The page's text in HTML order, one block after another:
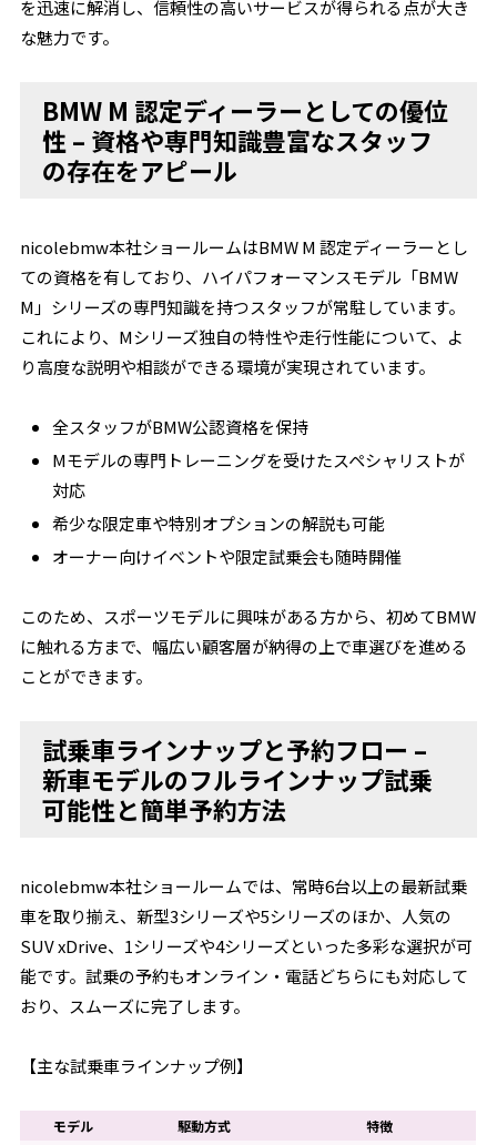
を迅速に解消し、信頼性の高いサービスが得られる点が大き
な魅力です。
BMW M 認定ディーラーとしての優位
性 – 資格や専門知識豊富なスタッフ
の存在をアピール
nicolebmw本社ショールームはBMW M 認定ディーラーとし
ての資格を有しており、ハイパフォーマンスモデル「BMW
M」シリーズの専門知識を持つスタッフが常駐しています。
これにより、Mシリーズ独自の特性や走行性能について、よ
り高度な説明や相談ができる環境が実現されています。
全スタッフがBMW公認資格を保持
Mモデルの専門トレーニングを受けたスペシャリストが
対応
希少な限定車や特別オプションの解説も可能
オーナー向けイベントや限定試乗会も随時開催
このため、スポーツモデルに興味がある方から、初めてBMW
に触れる方まで、幅広い顧客層が納得の上で車選びを進める
ことができます。
試乗車ラインナップと予約フロー –
新車モデルのフルラインナップ試乗
可能性と簡単予約方法
nicolebmw本社ショールームでは、常時6台以上の最新試乗
車を取り揃え、新型3シリーズや5シリーズのほか、人気の
SUV xDrive、1シリーズや4シリーズといった多彩な選択が可
能です。試乗の予約もオンライン・電話どちらにも対応して
おり、スムーズに完了します。
【主な試乗車ラインナップ例】
モデル 駆動方式
特徴